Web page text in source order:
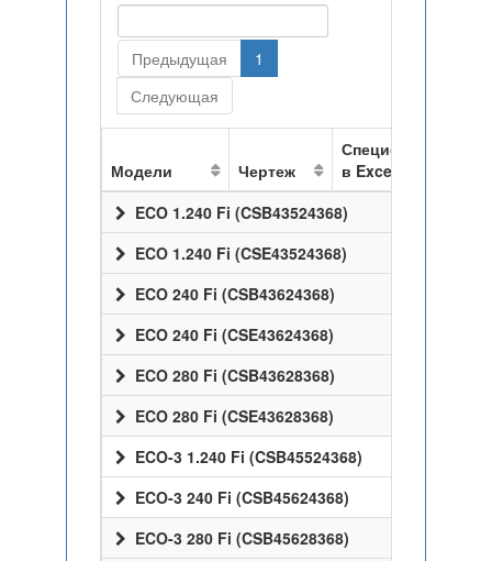
Предыдущая
1
Следующая
Модели Чертеж
Спецификация
в Excel
ECO 1.240 Fi (CSB43524368)
ECO 1.240 Fi (CSE43524368)
ECO 240 Fi (CSB43624368)
ECO 240 Fi (CSE43624368)
ECO 280 Fi (CSB43628368)
ECO 280 Fi (CSE43628368)
ECO-3 1.240 Fi (CSB45524368)
ECO-3 240 Fi (CSB45624368)
ECO-3 280 Fi (CSB45628368)